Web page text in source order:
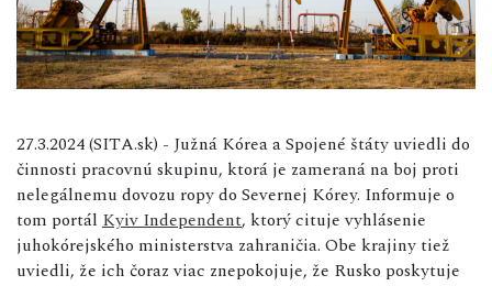
27.3.2024 (SITA.sk) - Južná Kórea a Spojené štáty uviedli do
činnosti pracovnú skupinu, ktorá je zameraná na boj proti
nelegálnemu dovozu ropy do Severnej Kórey. Informuje o
tom portál Kyiv Independent, ktorý cituje vyhlásenie
juhokórejského ministerstva zahraničia. Obe krajiny tiež
uviedli, že ich čoraz viac znepokojuje, že Rusko poskytuje